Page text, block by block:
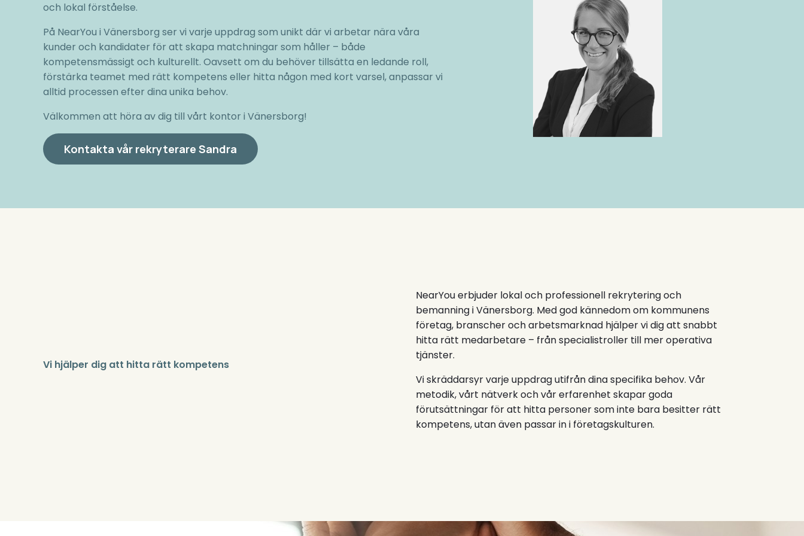
och lokal förståelse.
På NearYou i Vänersborg ser vi varje uppdrag som unikt där vi arbetar nära våra
kunder och kandidater för att skapa matchningar som håller – både
kompetensmässigt och kulturellt. Oavsett om du behöver tillsätta en ledande roll,
förstärka teamet med rätt kompetens eller hitta någon med kort varsel, anpassar vi
alltid processen efter dina unika behov.
Välkommen att höra av dig till vårt kontor i Vänersborg!
Kontakta vår rekryterare Sandra
Vi hjälper dig att hitta rätt kompetens
NearYou erbjuder lokal och professionell rekrytering och
bemanning i Vänersborg. Med god kännedom om kommunens
företag, branscher och arbetsmarknad hjälper vi dig att snabbt
hitta rätt medarbetare – från specialistroller till mer operativa
tjänster.
Vi skräddarsyr varje uppdrag utifrån dina specifika behov. Vår
metodik, vårt nätverk och vår erfarenhet skapar goda
förutsättningar för att hitta personer som inte bara besitter rätt
kompetens, utan även passar in i företagskulturen.